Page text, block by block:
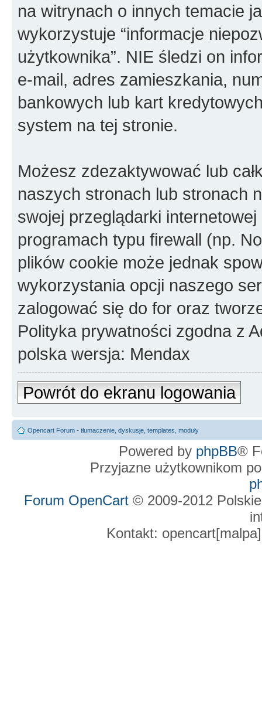
na witrynach o innych temacie
wykorzystuje “informacje
użytkownika”. NIE śledzi on
e-mail, adres zamieszkania,
bankowych lub kart
system na tej stronie.
Możesz zdezaktywować lub
naszych stronach lub stronach
swojej przeglądarki
programach typu firewall (np.
plików cookie może jednak
wykorzystania opcji naszego
zalogować się do for oraz
Polityka prywatności zgodna z
polska wersja: Mendax
Powrót do ekranu logowania
Opencart Forum - tłumaczenie, dyskusje, templates, moduły
Powered by phpBB®
Przyjazne użytkownikom
Forum OpenCart © 2009-2012
Kontakt: